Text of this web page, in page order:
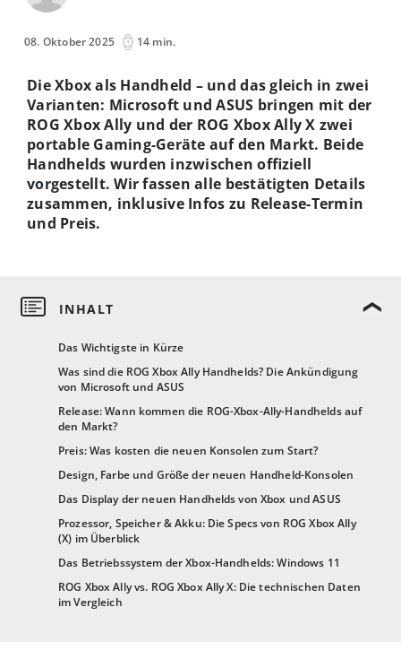
08. Oktober 2025 14 min.
Das Wichtigste in Kürze
Was sind die ROG Xbox Ally Handhelds? Die Ankündigung
von Microsoft und ASUS
Release: Wann kommen die ROG-Xbox-Ally-Handhelds auf
den Markt?
Preis: Was kosten die neuen Konsolen zum Start?
Design, Farbe und Größe der neuen Handheld-Konsolen
Das Display der neuen Handhelds von Xbox und ASUS
Prozessor, Speicher & Akku: Die Specs von ROG Xbox Ally
(X) im Überblick
Das Betriebssystem der Xbox-Handhelds: Windows 11
ROG Xbox Ally vs. ROG Xbox Ally X: Die technischen Daten
im Vergleich
Die Xbox als Handheld – und das gleich in zwei
Varianten: Microsoft und ASUS bringen mit der
ROG Xbox Ally und der ROG Xbox Ally X zwei
portable Gaming-Geräte auf den Markt. Beide
Handhelds wurden inzwischen offiziell
vorgestellt. Wir fassen alle bestätigten Details
zusammen, inklusive Infos zu Release-Termin
und Preis.